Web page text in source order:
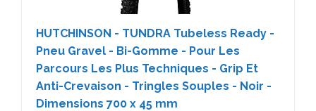
HUTCHINSON - TUNDRA Tubeless Ready -
Pneu Gravel - Bi-Gomme - Pour Les
Parcours Les Plus Techniques - Grip Et
Anti-Crevaison - Tringles Souples - Noir -
Dimensions 700 x 45 mm